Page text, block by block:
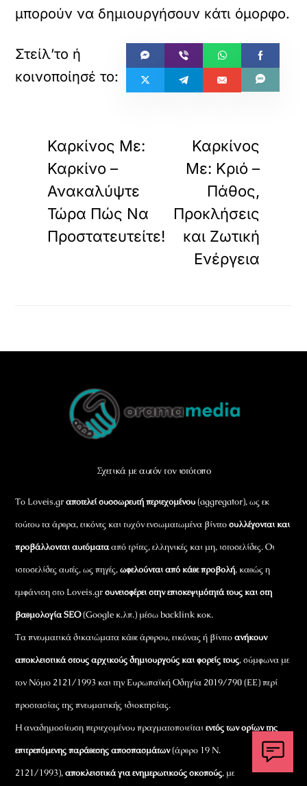
μπορούν να δημιουργήσουν κάτι όμορφο.
Καρκίνος Με:
Καρκίνο –
Ανακαλύψτε
Τώρα Πώς Να
Προστατευτείτε!
Καρκίνος
Με: Κριό –
Πάθος,
Προκλήσεις
και Ζωτική
Ενέργεια
To
Σχετικά με αυτόν τον ιστότοπο
Το Loveis.grαποτελεί συσσωρευτή περιεχομένου(aggregator), ως εκ
τούτου τα άρθρα, εικόνες και τυχόν ενσωματωμένα βίντεοσυλλέγονται και
προβάλλονται αυτόματααπό τρίτες, ελληνικές και μη, ιστοσελίδες. Οι
ιστοσελίδες αυτές, ως πηγές,ωφελούνται από κάθε προβολή, καθώς η
εμφάνιση στο Loveis.grσυνεισφέρει στην επισκεψιμότητά τους και στη
βαθμολογία SEO(Google κ.λπ.) μέσω backlink κοκ.
Τα πνευματικά δικαιώματα κάθε άρθρου, εικόνας ή βίντεοανήκουν
αποκλειστικά στους αρχικούς δημιουργούς και φορείς τους, σύμφωνα με
τον Νόμο 2121/1993 και την Ευρωπαϊκή Οδηγία 2019/790 (ΕΕ) περί
προστασίας της πνευματικής ιδιοκτησίας.
Η αναδημοσίευση περιεχομένου πραγματοποιείταιεντός των ορίων της
επιτρεπόμενης παράθεσης αποσπασμάτων(άρθρο 19 Ν.
2121/1993),αποκλειστικά για ενημερωτικούς σκοπούς, με